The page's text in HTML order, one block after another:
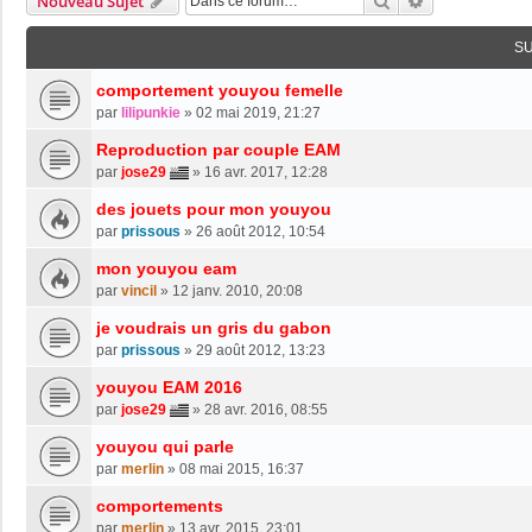
comportement youyou femelle
par lilipunkie » 02 mai 2019, 21:27
Reproduction par couple EAM
par jose29 » 16 avr. 2017, 12:28
des jouets pour mon youyou
par prissous » 26 août 2012, 10:54
mon youyou eam
par vincil » 12 janv. 2010, 20:08
je voudrais un gris du gabon
par prissous » 29 août 2012, 13:23
youyou EAM 2016
par jose29 » 28 avr. 2016, 08:55
youyou qui parle
par merlin » 08 mai 2015, 16:37
comportements
par merlin » 13 avr. 2015, 23:01